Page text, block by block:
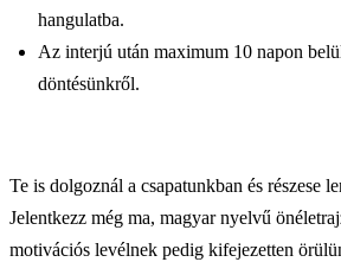
hangulatba.
Az interjú után maximum 10 napon
döntésünkről.
Te is dolgoznál a csapatunkban és részese
Jelentkezz még ma, magyar nyelvű
motivációs levélnek pedig kifejezetten